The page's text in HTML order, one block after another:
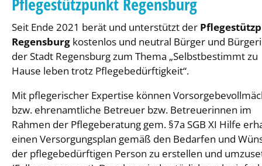
Seit Ende 2021 berät und unterstützt der
Regensburg kostenlos und neutral Bürger und
der Stadt Regensburg zum Thema „Selbstbestimmt zu
Hause leben trotz Pflegebedürftigkeit“.
Mit pflegerischer Expertise können
bzw. ehrenamtliche Betreuer bzw. Betreuerinnen im
Rahmen der Pflegeberatung gem. §7a SGB XI Hilfe
einen Versorgungsplan gemäß den Bedarfen und
der pflegebedürftigen Person zu erstellen und